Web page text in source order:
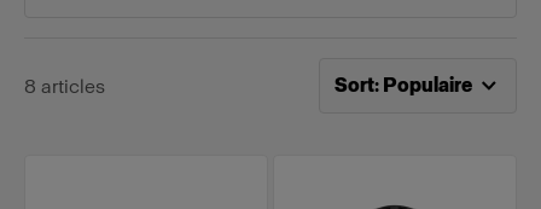
8 articles
Tri désormais effectué
Sort: Populaire